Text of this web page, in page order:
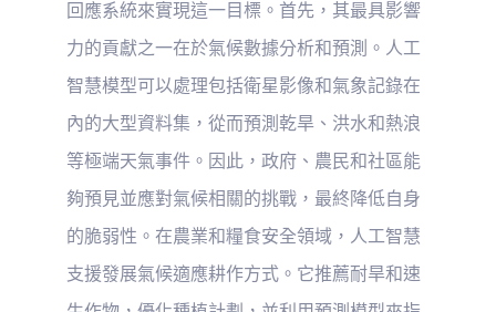
回應系統來實現這一目標。首先，其最具影響
力的貢獻之一在於氣候數據分析和預測。人工
智慧模型可以處理包括衛星影像和氣象記錄在
內的大型資料集，從而預測乾旱、洪水和熱浪
等極端天氣事件。因此，政府、農民和社區能
夠預見並應對氣候相關的挑戰，最終降低自身
的脆弱性。在農業和糧食安全領域，人工智慧
支援發展氣候適應耕作方式。它推薦耐旱和速